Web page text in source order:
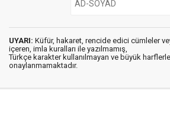
UYARI: Küfür, hakaret, rencide edici cümleler
içeren, imla kuralları ile yazılmamış,
Türkçe karakter kullanılmayan ve büyük
onaylanmamaktadır.